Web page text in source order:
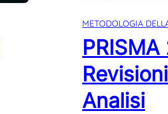
METODOLOGIA
Analisi